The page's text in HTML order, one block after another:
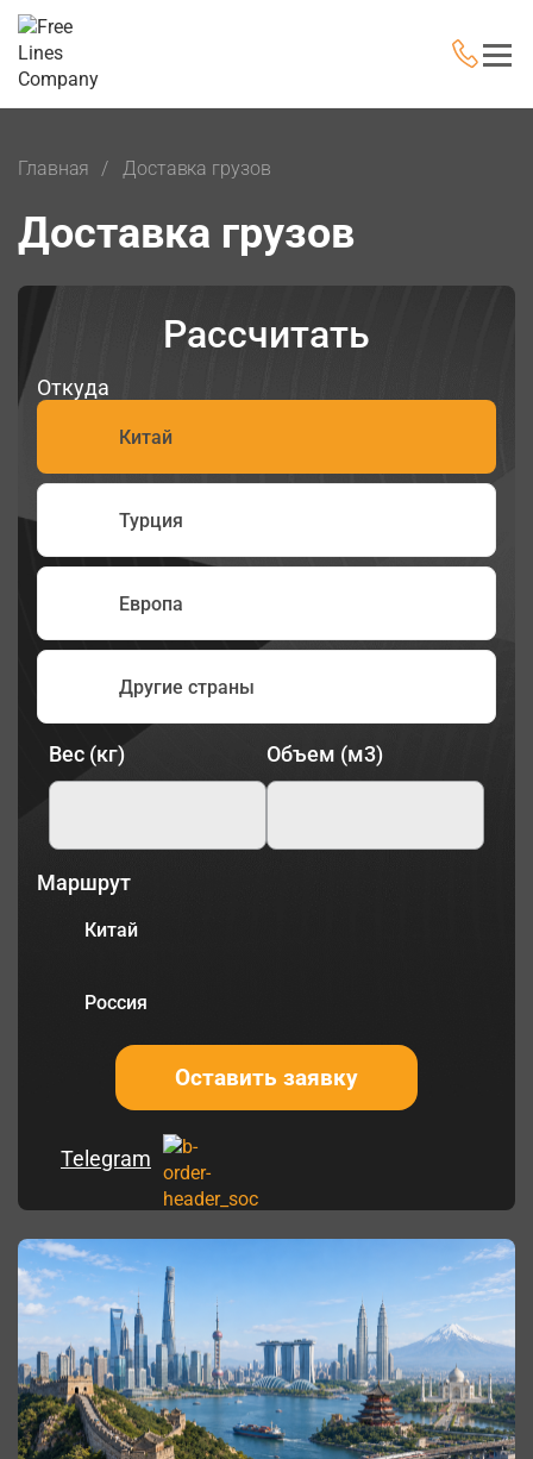
Главная Доставка грузов
Доставка грузов
Рассчитать
Откуда
Китай
Турция
Европа
Другие страны
Вес (кг) Объем (м3)
Маршрут
Китай
Россия
Оставить заявку
Telegram